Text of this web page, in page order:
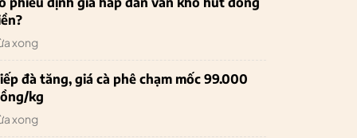
xong
đà tăng, giá cà phê chạm mốc 99.000
kg
xong